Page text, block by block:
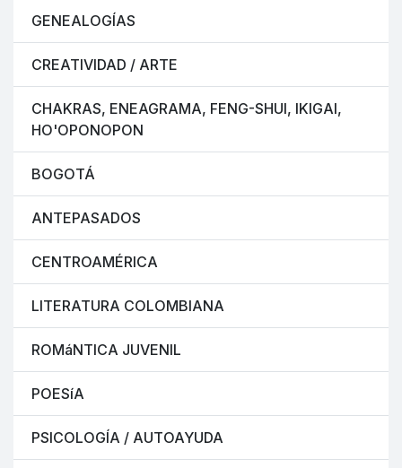
GENEALOGÍAS
CREATIVIDAD / ARTE
CHAKRAS, ENEAGRAMA, FENG-SHUI, IKIGAI,
HO'OPONOPON
BOGOTÁ
ANTEPASADOS
CENTROAMÉRICA
LITERATURA COLOMBIANA
ROMáNTICA JUVENIL
POESíA
PSICOLOGÍA / AUTOAYUDA